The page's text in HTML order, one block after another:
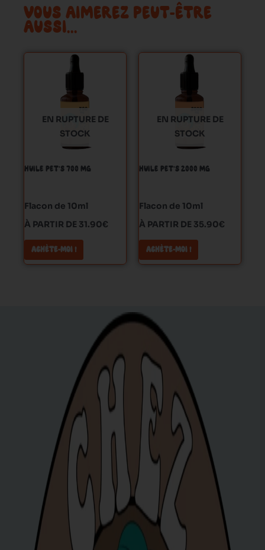
VOUS AIMEREZ PEUT-ÊTRE
AUSSI…
EN RUPTURE DE
STOCK
HUILE PET’S 700 MG
Flacon de 10ml
À PARTIR DE 31.90€
ACHÈTE-MOI !
produit
a
plusieurs
variations.
Les
options
être
sur
page
produit
EN RUPTURE DE
STOCK
HUILE PET’S 2000 MG
Flacon de 10ml
À PARTIR DE 35.90€
ACHÈTE-MOI !
produit
a
plusieurs
variations.
Les
options
être
sur
page
produit